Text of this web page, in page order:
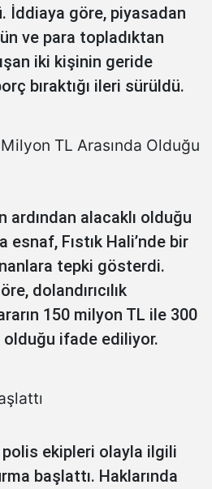
İddiaya göre, piyasadan
ve para topladıktan
iki kişinin geride
bıraktığı ileri sürüldü.
TL Arasında Olduğu
ardından alacaklı olduğu
esnaf, Fıstık Hali’nde bir
tepki gösterdi.
dolandırıcılık
150 milyon TL ile 300
olduğu ifade ediliyor.
polis ekipleri olayla ilgili
başlattı. Haklarında